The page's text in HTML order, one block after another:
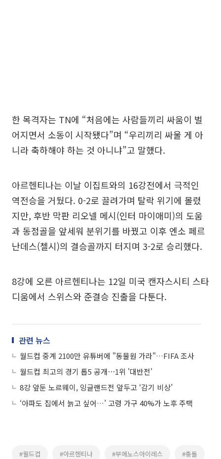
한 목격자는 TN에 “처음에는 사람들끼리 싸움이 벌
어지면서 소동이 시작됐다”며 “우리끼리 싸울 게 아
니라 축하해야 하는 것 아니냐”고 말했다.
아르헨티나는 이날 이집트와의 16강전에서 극적인
역전승을 거뒀다. 0-2로 끌려가며 탈락 위기에 몰렸
지만, 후반 막판 리오넬 메시(인터 마이애미)의 도움
과 동점골을 앞세워 분위기를 바꿨고 이후 엔소 페르
난데스(첼시)의 결승골까지 터지며 3-2로 승리했다.
8강에 오른 아르헨티나는 12일 미국 캔자스시티 스타
디움에서 스위스와 준결승 진출을 다툰다.
관련 뉴스
월드컵 중계 2100만 유튜버에 "동물원 가라"…FIFA 조사
월드컵 최고의 경기 톱5 공개⋯1위 '대반전'
8강 앞둔 노르웨이, 잉글랜드전 앞두고 ‘감기 비상’
‘아파도 집에서 늙고 싶어…’ 고령 가구 40%가 노후 주택
#월드컵 #아르헨티나 #부에노스아이레스 #충돌